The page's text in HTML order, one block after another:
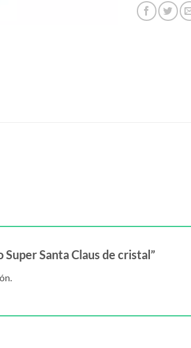
Santa Claus de cristal”